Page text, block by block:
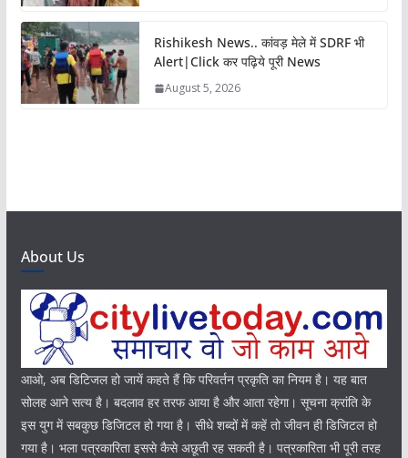
Rishikesh News.. कांवड़ मेले में SDRF भी
Alert|Click कर पढ़िये पूरी News
August 5, 2026
About Us
आओ, अब डिटिजल हो जायें कहते हैं कि परिवर्तन प्रकृति का नियम है। यह बात
सोलह आने सत्य है। बदलाव हर तरफ आया है और आता रहेगा। सूचना क्रांति के
इस युग में सबकुछ डिजिटल हो गया है। सीधे शब्दों में कहें तो जीवन ही डिजिटल हो
गया है। भला पत्रकारिता इससे कैसे अछूती रह सकती है। पत्रकारिता भी पूरी तरह